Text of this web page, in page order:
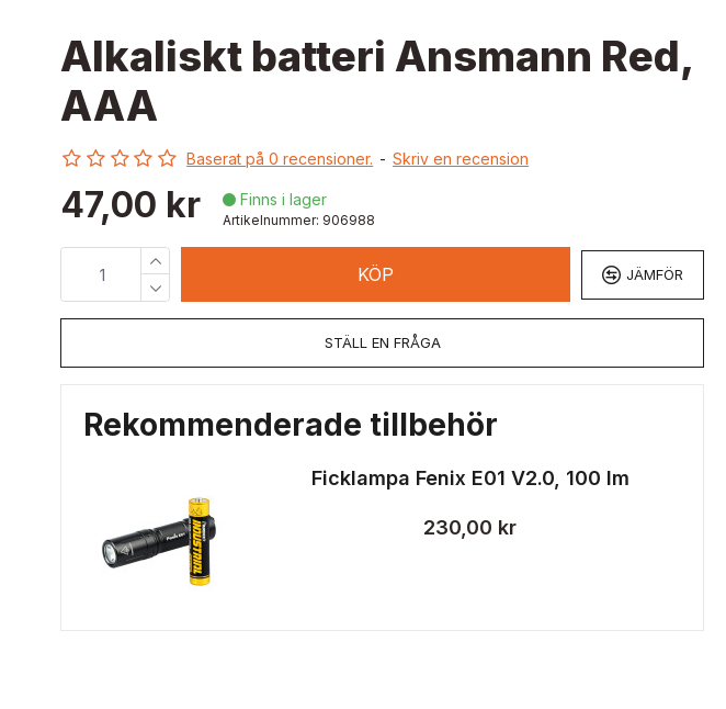
Alkaliskt batteri Ansmann Red,
AAA
Baserat på 0 recensioner. - Skriv en recension
47,00 kr  Finns i lager
Artikelnummer: 906988
KÖP JÄMFÖR
STÄLL EN FRÅGA
Rekommenderade tillbehör
Ficklampa Fenix E01 V2.0, 100 lm
230,00 kr